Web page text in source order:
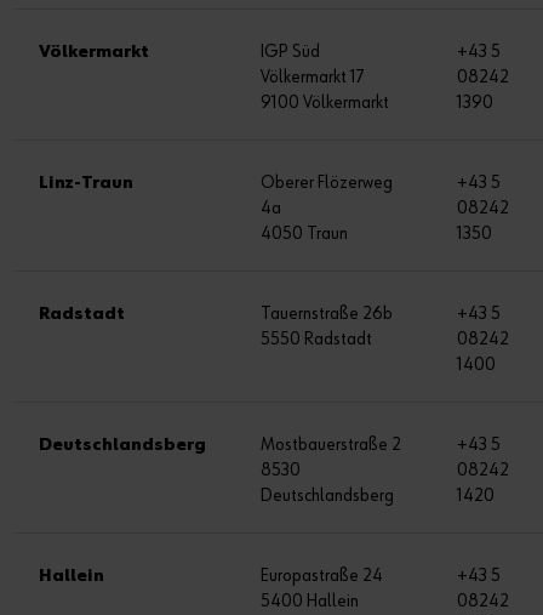
Völkermarkt
IGP Süd
Völkermarkt 17
9100 Völkermarkt
+43 5
08242
1390
Linz-Traun
Oberer Flözerweg
4a
4050 Traun
+43 5
08242
1350
Radstadt
Tauernstraße 26b
5550 Radstadt
+43 5
08242
1400
Deutschlandsberg
Mostbauerstraße 2
8530
Deutschlandsberg
+43 5
08242
1420
Hallein
Europastraße 24
5400 Hallein
+43 5
08242